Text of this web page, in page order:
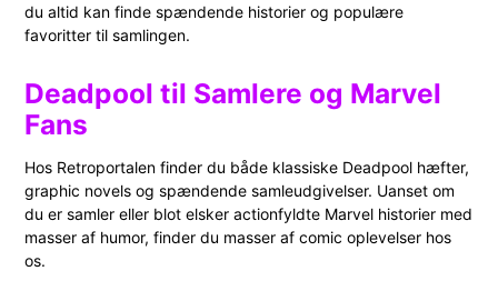
du altid kan finde spændende historier og populære
favoritter til samlingen.
Deadpool til Samlere og Marvel
Fans
Hos Retroportalen finder du både klassiske Deadpool hæfter,
graphic novels og spændende samleudgivelser. Uanset om
du er samler eller blot elsker actionfyldte Marvel historier med
masser af humor, finder du masser af comic oplevelser hos
os.